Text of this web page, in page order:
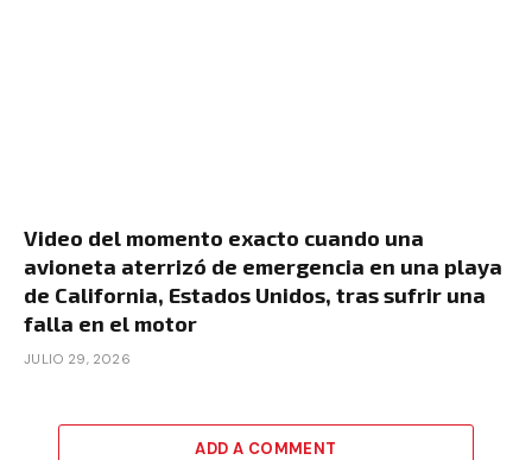
Video del momento exacto cuando una
avioneta aterrizó de emergencia en una playa
de California, Estados Unidos, tras sufrir una
falla en el motor
JULIO 29, 2026
ADD A COMMENT